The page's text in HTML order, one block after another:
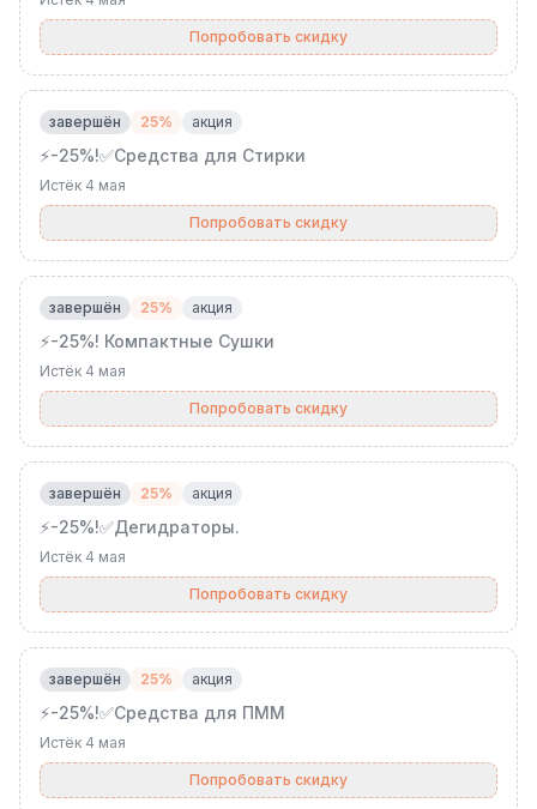
Попробовать скидку
завершён 25% акция
⚡️-25%!✅Средства для Стирки
Истёк 4 мая
Попробовать скидку
завершён 25% акция
⚡️-25%! Компактные Сушки
Истёк 4 мая
Попробовать скидку
завершён 25% акция
⚡️-25%!✅Дегидраторы.
Истёк 4 мая
Попробовать скидку
завершён 25% акция
⚡️-25%!✅Средства для ПММ
Истёк 4 мая
Попробовать скидку